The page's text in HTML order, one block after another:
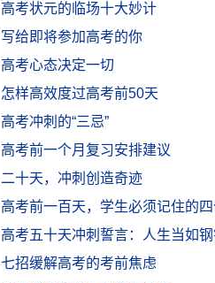
高考状元的临场十大妙计
写给即将参加高考的你
高考心态决定一切
怎样高效度过高考前50天
高考冲刺的“三忌”
高考前一个月复习安排建议
二十天，冲刺创造奇迹
高考前一百天，学生必须记住的
高考五十天冲刺誓言：人生当如
七招缓解高考的考前焦虑